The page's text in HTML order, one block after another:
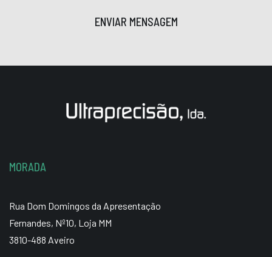
ENVIAR MENSAGEM
MORADA
Rua Dom Domingos da Apresentação
Fernandes, Nº10, Loja MM
3810-488 Aveiro